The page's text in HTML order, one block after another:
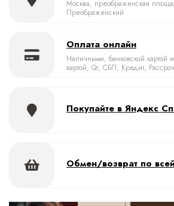
Москва, преображенская
Преображенский
Оплата онлайн
Наличными, банковской картой
картой, Qr, СБП, Кредит,
Покупайте в Яндекс
Обмен/возврат по